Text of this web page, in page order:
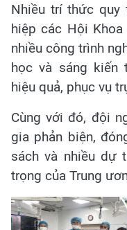
Nhiều trí thức quy
hiệp các Hội
nhiều công trình
học và sáng kiến
hiệu quả, phục vụ
Cùng với đó, đội
gia phản biện,
sách và nhiều dự
trọng của Trung